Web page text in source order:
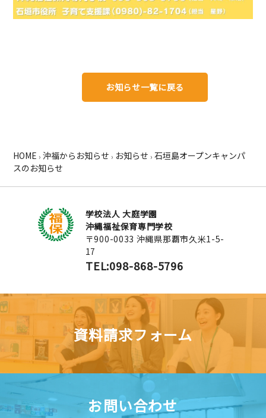
お知らせ一覧に戻る
HOME › 沖福からお知らせ › お知らせ › 石垣島オープンキャンパ
スのお知らせ
学校法人 大庭学園
沖縄福祉保育専門学校
〒900-0033 沖縄県那覇市久米1-5-
17
TEL:098-868-5796
資料請求フォーム
お問い合わせ